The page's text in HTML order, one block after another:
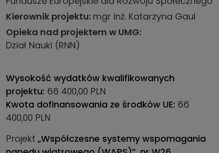
Kierownik projektu mgr inż. Katarzyna Gaul
Opieka nad projektem w UMG
Dział Nauki (RNN)
Wysokość wydatków kwalifikowanych
projektu: 66 400,00 PLN
Kwota dofinansowania ze środków UE: 66
400,00 PLN
Projekt „Współczesne systemy wspomagania